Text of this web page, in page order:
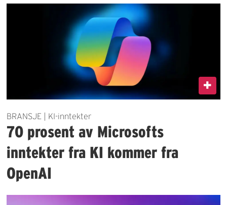
BRANSJE | KI-inntekter
70 prosent av Microsofts
inntekter fra KI kommer fra
OpenAI